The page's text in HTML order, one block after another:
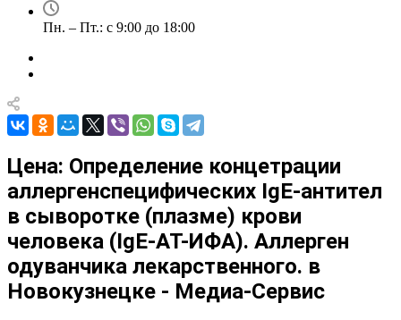
Пн. – Пт.: с 9:00 до 18:00
Цена: Определение концетрации
аллергенспецифических IgE-антител
в сыворотке (плазме) крови
человека (IgE-АТ-ИФА). Аллерген
одуванчика лекарственного. в
Новокузнецке - Медиа-Сервис